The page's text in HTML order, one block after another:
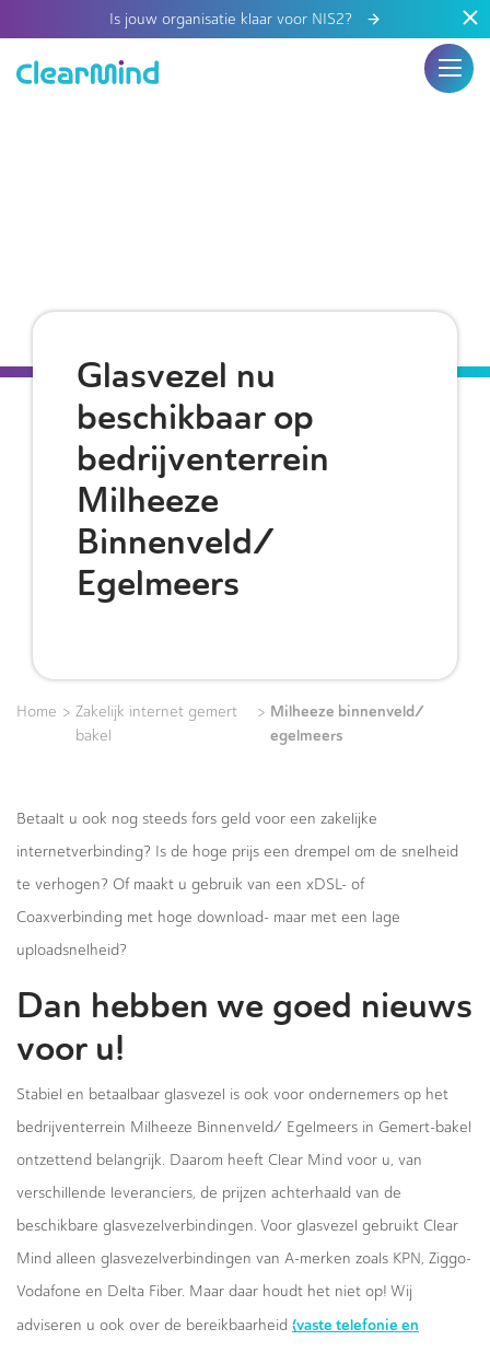
Is jouw organisatie klaar voor NIS2?
Glasvezel nu
beschikbaar op
bedrijventerrein
Milheeze
Binnenveld/
Egelmeers
Home > Zakelijk internet gemert
bakel
> Milheeze binnenveld/
egelmeers
Betaalt u ook nog steeds fors geld voor een zakelijke
internetverbinding? Is de hoge prijs een drempel om de snelheid
te verhogen? Of maakt u gebruik van een xDSL- of
Coaxverbinding met hoge download- maar met een lage
uploadsnelheid?
Dan hebben we goed nieuws
voor u!
Stabiel en betaalbaar glasvezel is ook voor ondernemers op het
bedrijventerrein Milheeze Binnenveld/ Egelmeers in Gemert-bakel
ontzettend belangrijk. Daarom heeft Clear Mind voor u, van
verschillende leveranciers, de prijzen achterhaald van de
beschikbare glasvezelverbindingen. Voor glasvezel gebruikt Clear
Mind alleen glasvezelverbindingen van A-merken zoals KPN, Ziggo-
Vodafone en Delta Fiber. Maar daar houdt het niet op! Wij
adviseren u ook over de bereikbaarheid (vaste telefonie en